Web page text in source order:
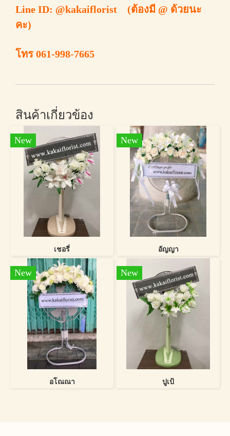
Line ID: @kakaiflorist (ต้องมี @ ด้วยนะ
คะ)
โทร 061-998-7665
สินค้าเกี่ยวข้อง
New
เชอรี่
New
อัญญา
New
อโณณา
New
ปูเป้